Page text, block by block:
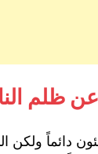
ظلم
دائماً